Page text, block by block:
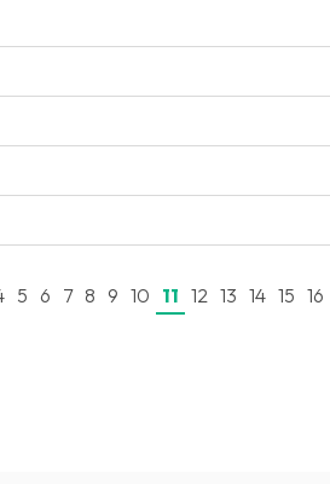
5 6 7 8 9 10 11 12 13 14 15 16